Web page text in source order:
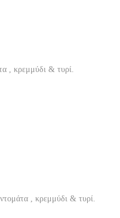
, κρεμμύδι & τυρί.
, κρεμμύδι & τυρί.